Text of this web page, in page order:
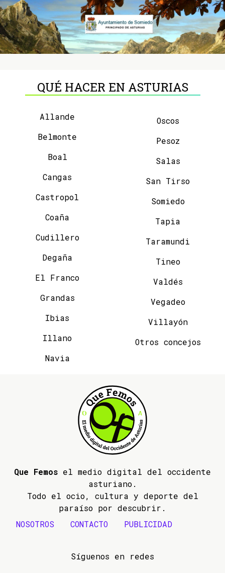
QUÉ HACER EN ASTURIAS
Allande
Belmonte
Boal
Cangas
Castropol
Coaña
Cudillero
Degaña
El Franco
Grandas
Ibias
Illano
Navia
Oscos
Pesoz
Salas
San Tirso
Somiedo
Tapia
Taramundi
Tineo
Valdés
Vegadeo
Villayón
Otros concejos
Que Femos el medio digital del occidente
asturiano.
Todo el ocio, cultura y deporte del
paraíso por descubrir.
NOSOTROS
CONTACTO PUBLICIDAD
Síguenos en redes